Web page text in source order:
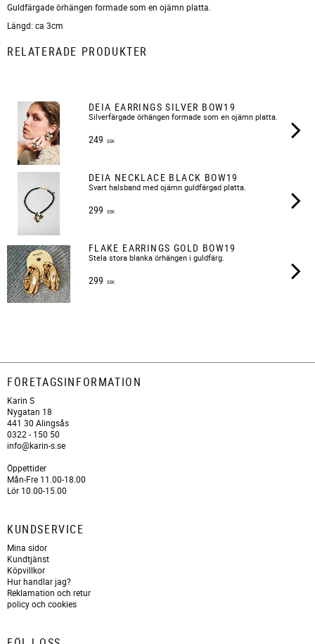
Guldfärgade örhängen formade som en ojämn platta.
Längd: ca 3cm
RELATERADE PRODUKTER
DEIA EARRINGS SILVER BOW19
Silverfärgade örhängen formade som en ojämn platta.
249 SEK
DEIA NECKLACE BLACK BOW19
Svart halsband med ojämn guldfärgad platta.
299 SEK
FLAKE EARRINGS GOLD BOW19
Stela stora blanka örhängen i guldfärg.
299 SEK
FÖRETAGSINFORMATION
Karin S
Nygatan 18
441 30 Alingsås
0322 - 150 50
info@karin-s.se
Öppettider
Mån-Fre 11.00-18.00
Lör 10.00-15.00
KUNDSERVICE
Mina sidor
Kundtjänst
Köpvillkor
Hur handlar jag?
Reklamation och retur
policy och cookies